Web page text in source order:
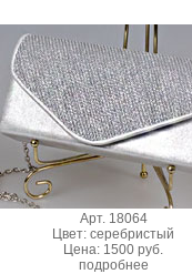
Арт. 18064
Цвет: серебристый
Цена: 1500 руб.
подробнее